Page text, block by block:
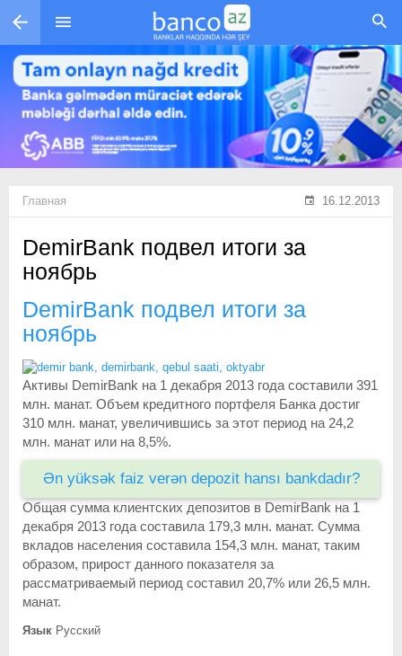
Перейти к основному содержанию
Главная 16.12.2013
DemirBank подвел итоги за
ноябрь
DemirBank подвел итоги за
ноябрь
Активы DemirBank на 1 декабря 2013 года составили 391
млн. манат. Объем кредитного портфеля Банка достиг
310 млн. манат, увеличившись за этот период на 24,2
млн. манат или на 8,5%.
Ən yüksək faiz verən depozit hansı bankdadır?
Общая сумма клиентских депозитов в DemirBank на 1
декабря 2013 года составила 179,3 млн. манат. Сумма
вкладов населения составила 154,3 млн. манат, таким
образом, прирост данного показателя за
рассматриваемый период составил 20,7% или 26,5 млн.
манат.
Язык Русский